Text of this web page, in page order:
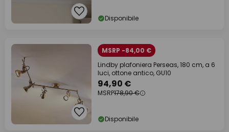
Disponibile
MSRP -84,00 €
Lindby plafoniera Perseas, 180 cm, a 6
luci, ottone antico, GU10
94,90 €
MSRP178,90 €
Disponibile